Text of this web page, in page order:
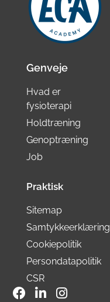
Genveje
Hvad er
fysioterapi
Holdtræning
Genoptræning
Job
Praktisk
Sitemap
Samtykkeerklæring
Cookiepolitik
Persondatapolitik
CSR